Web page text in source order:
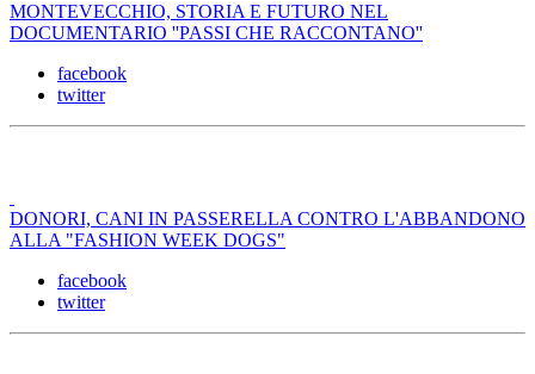
MONTEVECCHIO, STORIA E FUTURO NEL
DOCUMENTARIO ''PASSI CHE RACCONTANO''
facebook
twitter
DONORI, CANI IN PASSERELLA CONTRO L'ABBANDONO
ALLA "FASHION WEEK DOGS"
facebook
twitter